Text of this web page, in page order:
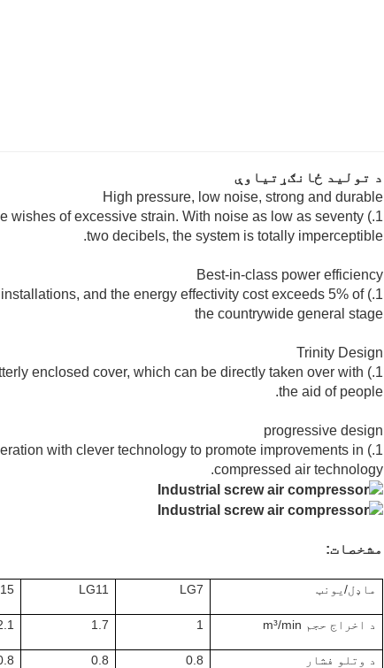
د تولید ځانګړتیاوې
High pressure, low noise, strong and durable
wishes of excessive strain. With noise as low as seventy
two decibels, the system is totally imperceptible.
Best-in-class power efficiency
installations, and the energy effectivity cost exceeds 5% of
the countrywide general stage
Trinity Design
enclosed cover, which can be directly taken over with
the aid of people.
progressive design
with clever technology to promote improvements in
compressed air technology.
مشخصات:
ماډل/یونټ LG7
LG11
د اخراج حجم m³/min 1
1.7
د وتلو فشار
0.8
0.8